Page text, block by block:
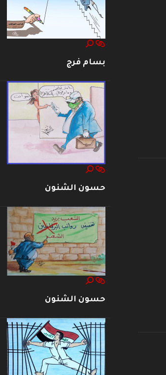
بسام فرج
حسون الشنون
حسون الشنون